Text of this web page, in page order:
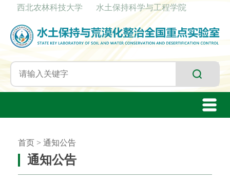
西北农林科技大学 水土保持科学与工程学院
首页 > 通知公告
通知公告